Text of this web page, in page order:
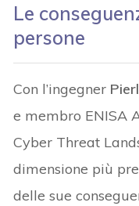
Le
persone
Con l’ingegner
e membro ENISA
Cyber Threat
dimensione più
delle sue